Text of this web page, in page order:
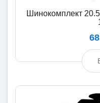
Шинокомплект